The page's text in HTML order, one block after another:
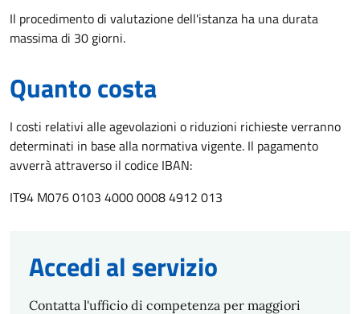
Il procedimento di valutazione dell'istanza ha una durata
massima di 30 giorni.
Quanto costa
I costi relativi alle agevolazioni o riduzioni richieste verranno
determinati in base alla normativa vigente. Il pagamento
avverrà attraverso il codice IBAN:
IT94 M076 0103 4000 0008 4912 013
Accedi al servizio
Contatta l'ufficio di competenza per maggiori